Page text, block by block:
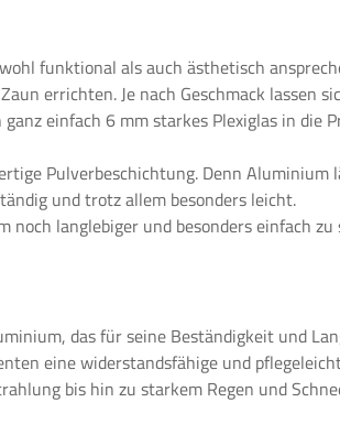
funktional als auch ästhetisch
errichten. Je nach Geschmack lassen
einfach 6 mm starkes Plexiglas in die
Pulverbeschichtung. Denn Aluminium
und trotz allem besonders leicht.
langlebiger und besonders einfach zu
das für seine Beständigkeit und
eine widerstandsfähige und
bis hin zu starkem Regen und